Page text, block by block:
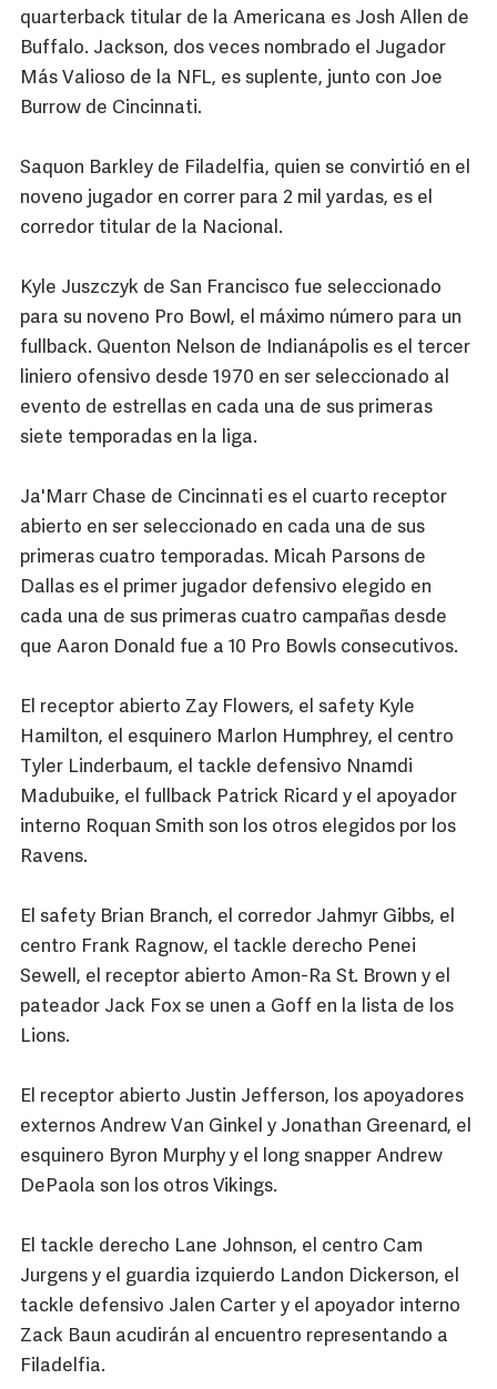
quarterback titular de la Americana es Josh Allen de
Buffalo. Jackson, dos veces nombrado el Jugador
Más Valioso de la NFL, es suplente, junto con Joe
Burrow de Cincinnati.
Saquon Barkley de Filadelfia, quien se convirtió en el
noveno jugador en correr para 2 mil yardas, es el
corredor titular de la Nacional.
Kyle Juszczyk de San Francisco fue seleccionado
para su noveno Pro Bowl, el máximo número para un
fullback. Quenton Nelson de Indianápolis es el tercer
liniero ofensivo desde 1970 en ser seleccionado al
evento de estrellas en cada una de sus primeras
siete temporadas en la liga.
Ja'Marr Chase de Cincinnati es el cuarto receptor
abierto en ser seleccionado en cada una de sus
primeras cuatro temporadas. Micah Parsons de
Dallas es el primer jugador defensivo elegido en
cada una de sus primeras cuatro campañas desde
que Aaron Donald fue a 10 Pro Bowls consecutivos.
El receptor abierto Zay Flowers, el safety Kyle
Hamilton, el esquinero Marlon Humphrey, el centro
Tyler Linderbaum, el tackle defensivo Nnamdi
Madubuike, el fullback Patrick Ricard y el apoyador
interno Roquan Smith son los otros elegidos por los
Ravens.
El safety Brian Branch, el corredor Jahmyr Gibbs, el
centro Frank Ragnow, el tackle derecho Penei
Sewell, el receptor abierto Amon-Ra St. Brown y el
pateador Jack Fox se unen a Goff en la lista de los
Lions.
El receptor abierto Justin Jefferson, los apoyadores
externos Andrew Van Ginkel y Jonathan Greenard, el
esquinero Byron Murphy y el long snapper Andrew
DePaola son los otros Vikings.
El tackle derecho Lane Johnson, el centro Cam
Jurgens y el guardia izquierdo Landon Dickerson, el
tackle defensivo Jalen Carter y el apoyador interno
Zack Baun acudirán al encuentro representando a
Filadelfia.